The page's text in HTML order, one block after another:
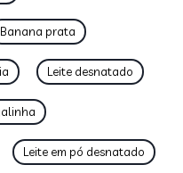
Banana prata
Leite desnatado
Leite em pó desnatado